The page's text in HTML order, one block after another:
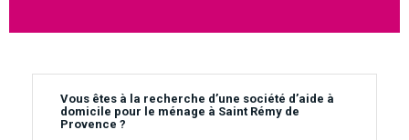
Vous êtes à la recherche d’une société d’aide à
domicile pour le ménage à Saint Rémy de
Provence ?